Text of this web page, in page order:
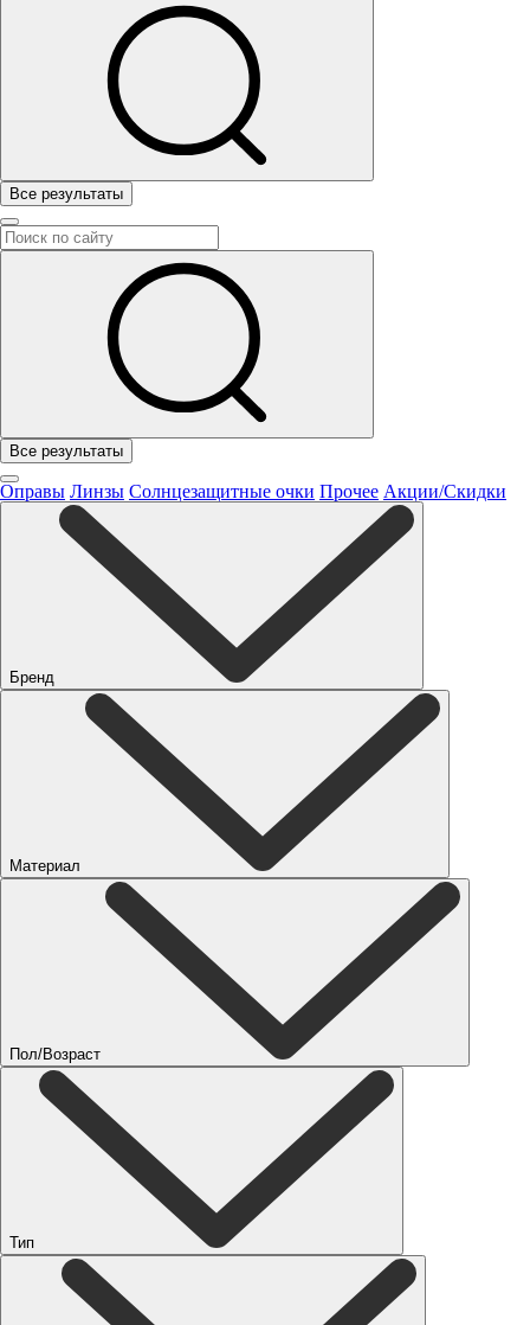
Все результаты
Все результаты
Оправы Линзы Солнцезащитные очки Прочее Акции/Скидки
Бренд
Материал
Пол/Возраст
Тип